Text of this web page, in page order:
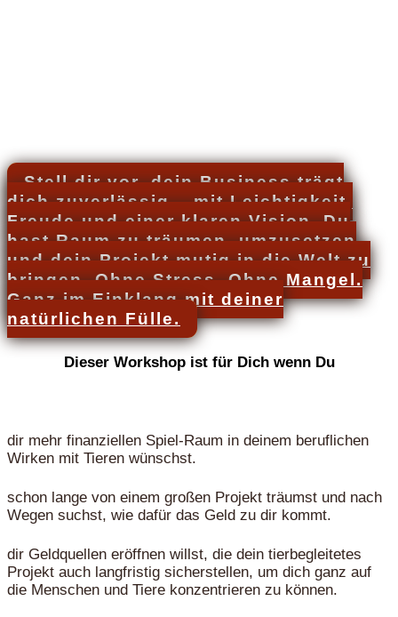
Stell dir vor, dein Business trägt
dich zuverlässig – mit Leichtigkeit,
Freude und einer klaren Vision. Du
hast Raum zu träumen, umzusetzen
und dein Projekt mutig in die Welt zu
bringen. Ohne Stress. Ohne Mangel.
Ganz im Einklang mit deiner
natürlichen Fülle.
Dieser Workshop ist für Dich wenn Du
dir mehr finanziellen Spiel-Raum in deinem beruflichen
Wirken mit Tieren wünschst.
schon lange von einem großen Projekt träumst und nach
Wegen suchst, wie dafür das Geld zu dir kommt.
dir Geldquellen eröffnen willst, die dein tierbegleitetes
Projekt auch langfristig sicherstellen, um dich ganz auf
die Menschen und Tiere konzentrieren zu können.